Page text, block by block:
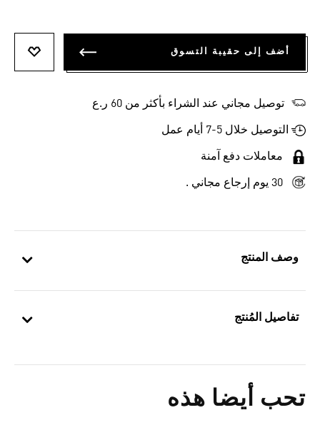
وصف المنتج
تفاصيل المُنتج
تحب أيضا هذه
أضف إلى حقيبة التسوق
توصيل مجاني عند الشراء بأكثر من 60 ر.ع
التوصيل خلال 5-7 أيام عمل
معاملات دفع آمنة